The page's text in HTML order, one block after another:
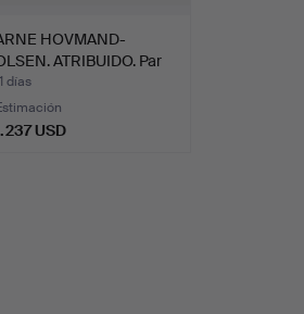
HOVMAND-
ATRIBUIDO. Par
sill…
días
USD